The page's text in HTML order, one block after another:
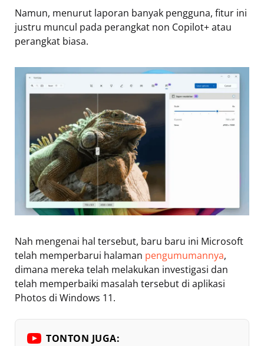
Namun, menurut laporan banyak pengguna, fitur ini
justru muncul pada perangkat non Copilot+ atau
perangkat biasa.
Nah mengenai hal tersebut, baru baru ini Microsoft
telah memperbarui halaman pengumumannya,
dimana mereka telah melakukan investigasi dan
telah memperbaiki masalah tersebut di aplikasi
Photos di Windows 11.
TONTON JUGA: